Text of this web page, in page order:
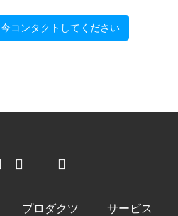
今コンタクトしてください
プロダクツ サービス